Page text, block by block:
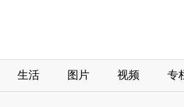
生活 图片 视频 专